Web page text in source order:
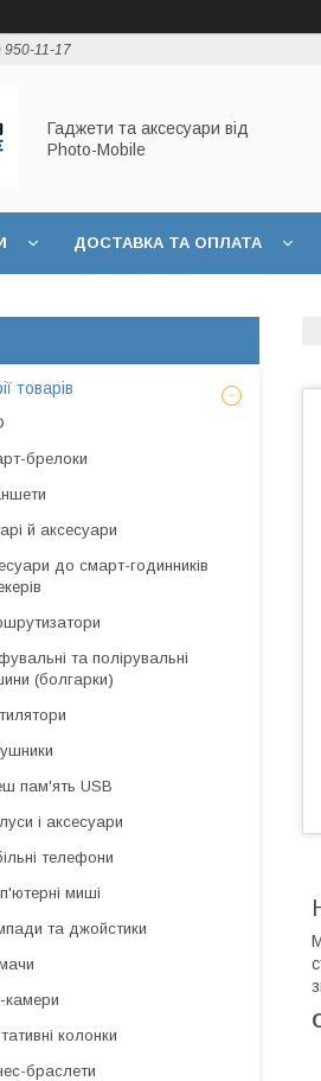
950-11-17
Гаджети та аксесуари від
Photo-Mobile
ДОСТАВКА ТА ОПЛАТА
товарів
брелоки
й аксесуари
до смарт-годинників
та полірувальні
(болгарки)
пам'ять USB
і аксесуари
телефони
миші
та джойстики
камери
колонки
браслети